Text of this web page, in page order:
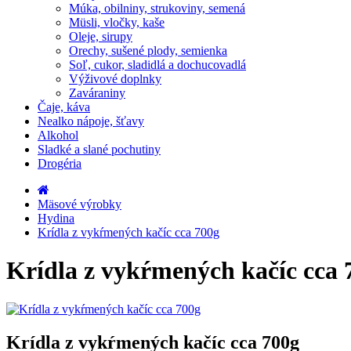
Múka, obilniny, strukoviny, semená
Müsli, vločky, kaše
Oleje, sirupy
Orechy, sušené plody, semienka
Soľ, cukor, sladidlá a dochucovadlá
Výživové doplnky
Zaváraniny
Čaje, káva
Nealko nápoje, šťavy
Alkohol
Sladké a slané pochutiny
Drogéria
Mäsové výrobky
Hydina
Krídla z vykŕmených kačíc cca 700g
Krídla z vykŕmených kačíc cca
Krídla z vykŕmených kačíc cca 700g